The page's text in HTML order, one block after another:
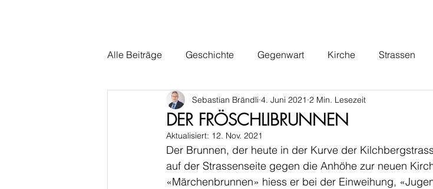
Alle Beiträge Geschichte Gegenwart Kirche Strassen
Wirtschaft Alltag Politik Wohnen Gastblog
DER FRÖSCHLIBRUNNEN
Sebastian Brändli 4. Juni 2021 2 Min. Lesezeit
Aktualisiert: 12. Nov. 2021
Der Brunnen, der heute in der Kurve der
auf der Strassenseite gegen die Anhöhe zur neuen
«Märchenbrunnen» hiess er bei der Einweihung,